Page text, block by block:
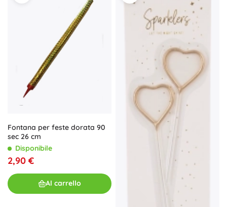
Fontana per feste dorata 90
sec 26 cm
Disponibile
2,90 €
Al carrello